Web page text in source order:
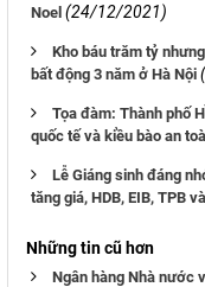
Noel (24/12/2021)
Kho báu trăm tỷ
bất động 3 năm ở Hà Nội
Tọa đàm: Thành phố
quốc tế và kiều bào an
Lễ Giáng sinh đáng
tăng giá, HDB, EIB, TPB
Những tin cũ hơn
Ngân hàng Nhà nước